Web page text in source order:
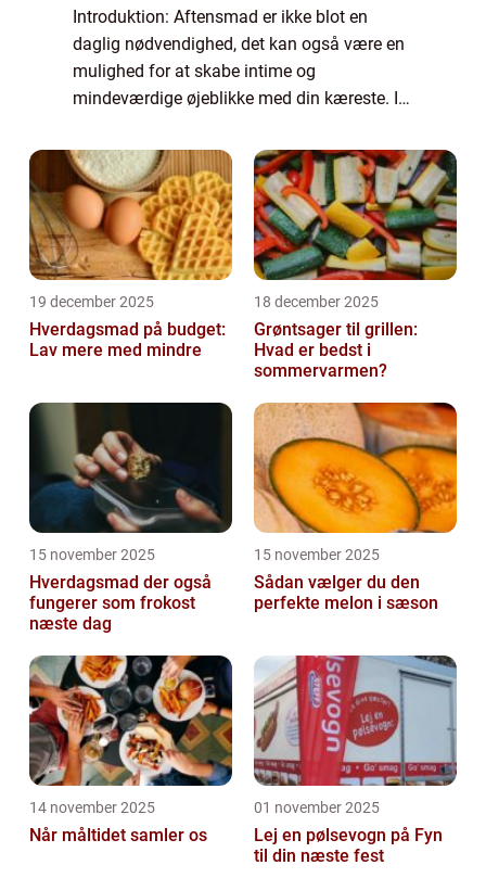
Introduktion: Aftensmad er ikke blot en
daglig nødvendighed, det kan også være en
mulighed for at skabe intime og
mindeværdige øjeblikke med din kæreste. I
aspekter af “lækker aftensmad til
kærestenR...
19 december 2025
Hverdagsmad på budget:
Lav mere med mindre
18 december 2025
Grøntsager til grillen:
Hvad er bedst i
sommervarmen?
15 november 2025
Hverdagsmad der også
fungerer som frokost
næste dag
15 november 2025
Sådan vælger du den
perfekte melon i sæson
14 november 2025
Når måltidet samler os
01 november 2025
Lej en pølsevogn på Fyn
til din næste fest